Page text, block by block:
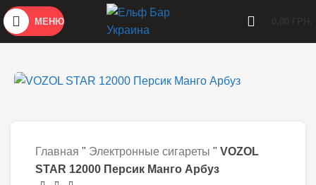
МЕНЮ
Главная " Электронные сигареты " VOZOL
STAR 12000 Персик Манго Арбуз